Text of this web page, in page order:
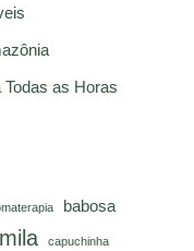
as Horas
babosa
capuchinha